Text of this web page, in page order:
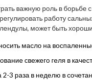
важную роль в борьбе
работу
может быть
масло на
свежего геля в
3 раза в неделю в